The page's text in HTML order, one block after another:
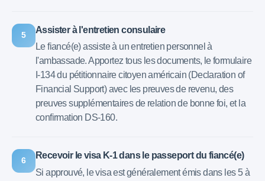
5
Assister à l'entretien consulaire
Le fiancé(e) assiste à un entretien personnel à
l'ambassade. Apportez tous les documents, le formulaire
I-134 du pétitionnaire citoyen américain (Declaration of
Financial Support) avec les preuves de revenu, des
preuves supplémentaires de relation de bonne foi, et la
confirmation DS-160.
6
Recevoir le visa K-1 dans le passeport du fiancé(e)
Si approuvé, le visa est généralement émis dans les 5 à